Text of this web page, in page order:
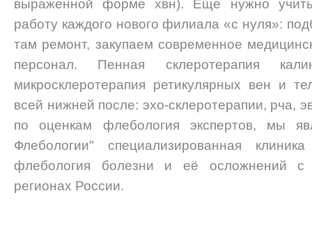
выраженной форме хвн). Еще нужно
работу каждого нового филиала «с нуля»:
там ремонт, закупаем современное
персонал. Пенная склеротерапия
микросклеротерапия ретикулярных вен и
всей нижней после: эхо-склеротерапии, рча,
по оценкам флебология экспертов, мы
Флебологии" специализированная
флебология болезни и её осложнений с
регионах России.